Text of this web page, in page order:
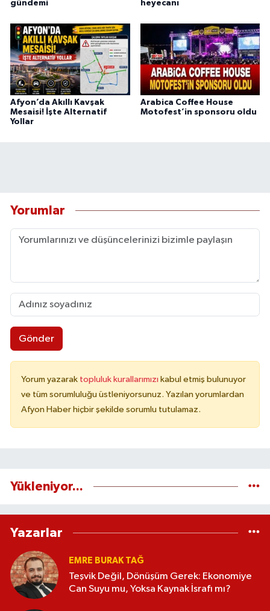
gündemi heyecanı
Afyon’da Akıllı Kavşak
Mesaisi! İşte Alternatif
Yollar
Arabica Coffee House
Motofest’in sponsoru oldu
Yorumlar
Gönder
Yorum yazarak topluluk kurallarımızı kabul etmiş bulunuyor
ve tüm sorumluluğu üstleniyorsunuz. Yazılan yorumlardan
Afyon Haber hiçbir şekilde sorumlu tutulamaz.
Yükleniyor...
Yazarlar
EMRE BURAK TAĞ
Teşvik Değil, Dönüşüm Gerek: Ekonomiye
Can Suyu mu, Yoksa Kaynak İsrafı mı?